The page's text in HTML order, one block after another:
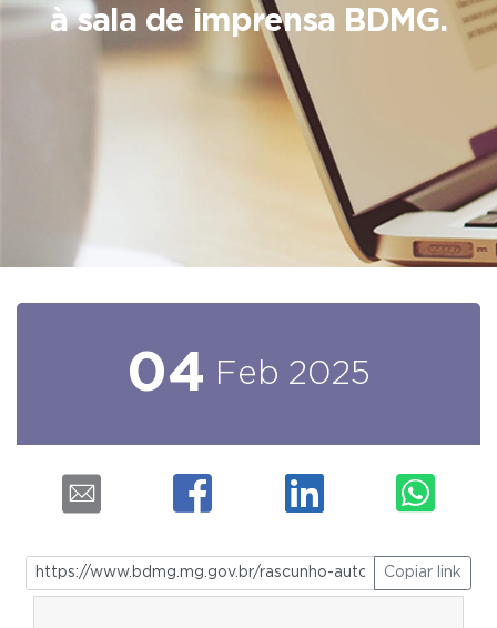
à sala de imprensa BDMG.
04 Feb 2025
Copiar link